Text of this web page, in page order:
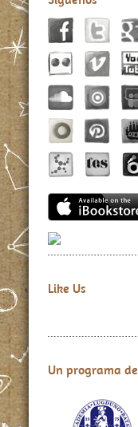
Like Us
Un programa de